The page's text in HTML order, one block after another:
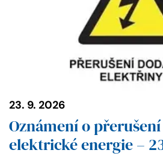
23. 9. 2026
Oznámení o
elektrické energie –